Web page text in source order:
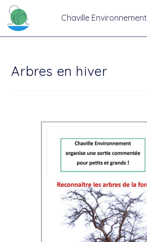
Chaville Environnement
Arbres en hiver